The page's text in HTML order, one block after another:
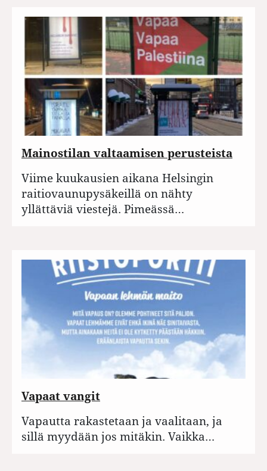
Mainostilan valtaamisen perusteista
Viime kuukausien aikana Helsingin
raitiovaunupysäkeillä on nähty
yllättäviä viestejä. Pimeässä…
Vapaat vangit
Vapautta rakastetaan ja vaalitaan, ja
sillä myydään jos mitäkin. Vaikka…